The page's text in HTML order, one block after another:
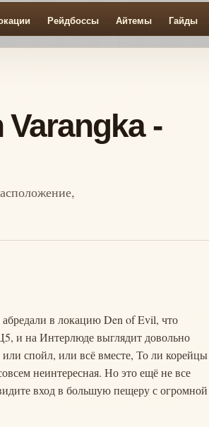
Рейдбоссы Айтемы Гайды
-
в локацию Den of Evil, что
и на Интерлюде выглядит довольно
спойл, или всё вместе, То ли
неинтересная. Но это ещё не все
вход в большую пещеру с